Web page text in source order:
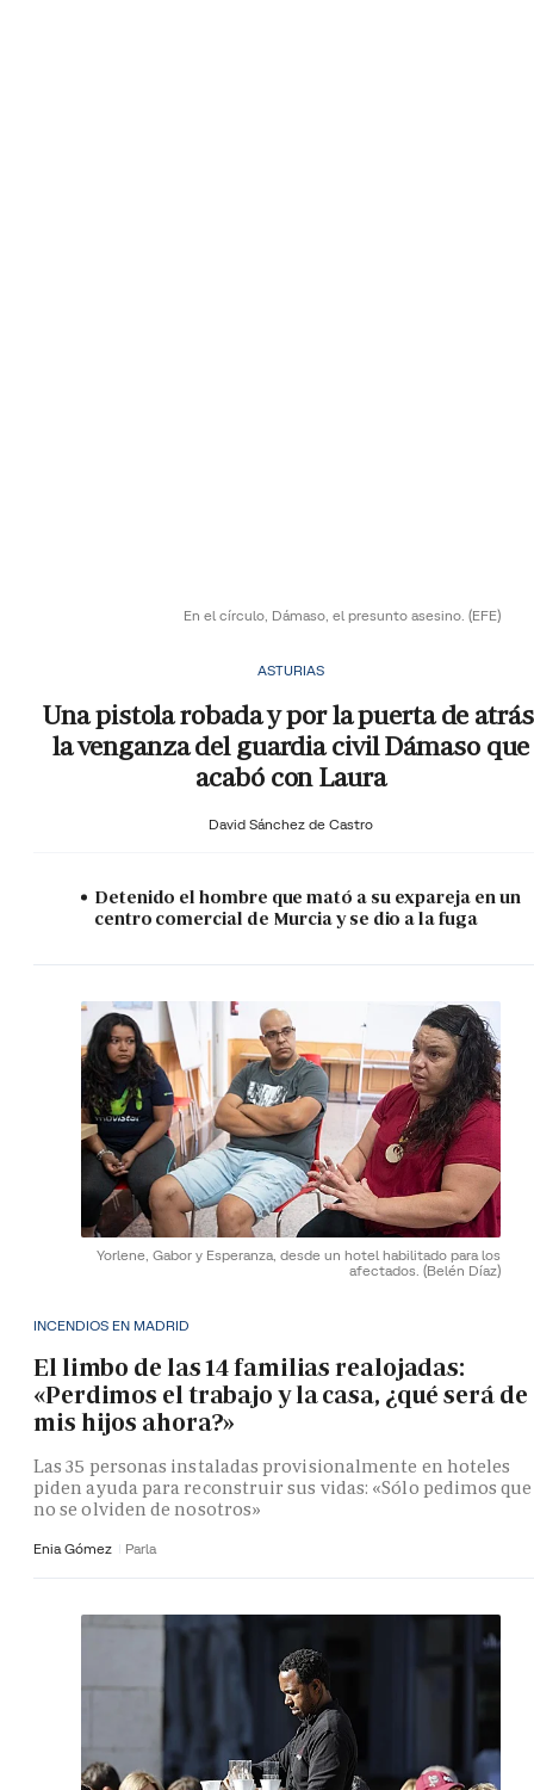
En el círculo, Dámaso, el presunto asesino. (EFE)
ASTURIAS
Una pistola robada y por la puerta de
la venganza del guardia civil Dámaso que
acabó con Laura
David Sánchez de Castro
Detenido el hombre que mató a su expareja en un
centro comercial de Murcia y se dio a la fuga
Yorlene, Gabor y Esperanza, desde un hotel habilitado para los
afectados. (Belén Díaz)
INCENDIOS EN MADRID
El limbo de las 14 familias realojadas:
«Perdimos el trabajo y la casa, ¿qué será de
mis hijos ahora?»
Las 35 personas instaladas provisionalmente en hoteles
piden ayuda para reconstruir sus vidas: «Sólo pedimos que
no se olviden de nosotros»
Enia Gómez Parla